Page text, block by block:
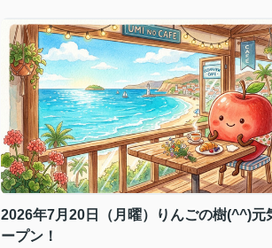
2026年7月20日（月曜）りんごの樹(^^)元
ープン！